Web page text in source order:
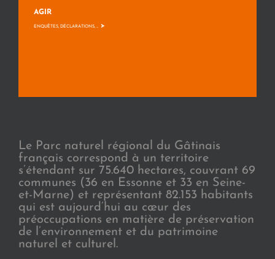
AGIR
ENQUÊTES, DÉCLARATIONS, ... >
Le Parc naturel régional du Gâtinais
français correspond à un territoire
s’étendant sur 75.640 hectares, couvrant 69
communes (36 en Essonne et 33 en Seine-
et-Marne) et représentant 82.153 habitants
qui est aujourd’hui au cœur des
préoccupations en matière de préservation
de l’environnement et du patrimoine
naturel et culturel.